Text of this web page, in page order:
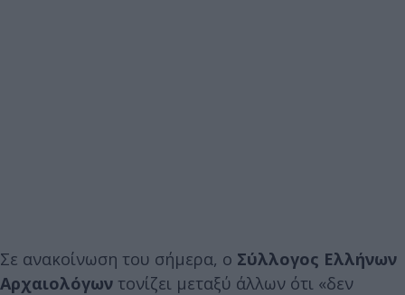
Σε ανακοίνωση του σήμερα, ο Σύλλογος Ελλήνων
Αρχαιολόγων τονίζει μεταξύ άλλων ότι «δεν